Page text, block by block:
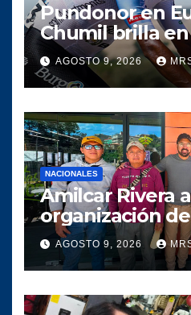
Pundonor en
Chumil brilla
Burgos y se
antes de un
abandono
AGOSTO 9, 2026
NACIONALES
Amilcar Rivera
organización
departamento
AGOSTO 9, 2026